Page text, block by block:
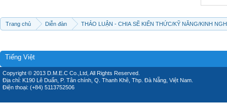
Trang chủ Diễn đàn THẢO LUẬN - CHIA SẼ KIẾN THỨC/KỸ NĂNG/KINH
Tiếng Việt
Copyright © 2013 D.M.E.C Co.,Ltd, All Rights Reserved.
Địa chỉ: K190 Lê Duẩn, P. Tân chính, Q. Thanh Khê, Thp. Đà Nẵng, Việt Nam.
Điện thoại: (+84) 5113752506